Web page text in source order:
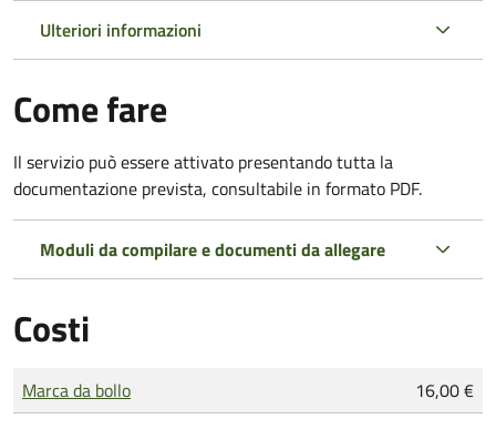
Ulteriori informazioni
Come fare
Il servizio può essere attivato presentando tutta la
documentazione prevista, consultabile in formato PDF.
Moduli da compilare e documenti da allegare
Costi
Tipo di pagamento
Importo
Marca da bollo 16,00 €